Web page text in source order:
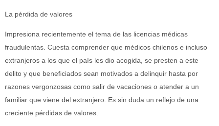
La pérdida de valores
Impresiona recientemente el tema de las licencias médicas
fraudulentas. Cuesta comprender que médicos chilenos e incluso
extranjeros a los que el país les dio acogida, se presten a este
delito y que beneficiados sean motivados a delinquir hasta por
razones vergonzosas como salir de vacaciones o atender a un
familiar que viene del extranjero. Es sin duda un reflejo de una
creciente pérdidas de valores.